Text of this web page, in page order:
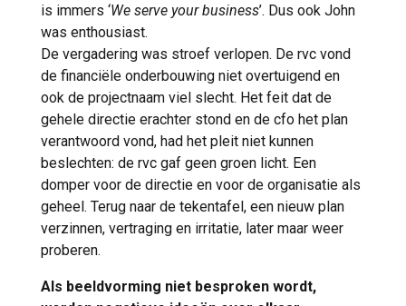
is immers ‘We serve your business’. Dus ook John
was enthousiast.
De vergadering was stroef verlopen. De rvc vond
de financiële onderbouwing niet overtuigend en
ook de projectnaam viel slecht. Het feit dat de
gehele directie erachter stond en de cfo het plan
verantwoord vond, had het pleit niet kunnen
beslechten: de rvc gaf geen groen licht. Een
domper voor de directie en voor de organisatie als
geheel. Terug naar de tekentafel, een nieuw plan
verzinnen, vertraging en irritatie, later maar weer
proberen.
Als beeldvorming niet besproken wordt,